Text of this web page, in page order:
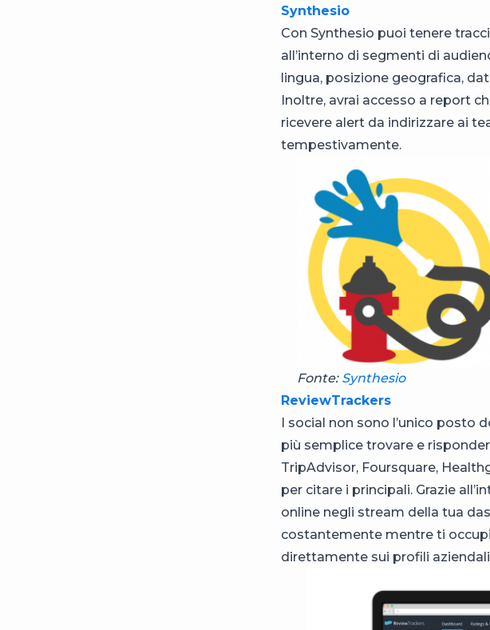
Synthesio
Con Synthesio puoi tenere
all’interno di segmenti di
lingua, posizione geografica,
Inoltre, avrai accesso a report
ricevere alert da indirizzare ai
tempestivamente.
Fonte: Synthesio
ReviewTrackers
I social non sono l’unico posto
più semplice trovare e
TripAdvisor, Foursquare,
per citare i principali. Grazie
online negli stream della tua
costantemente mentre ti
direttamente sui profili